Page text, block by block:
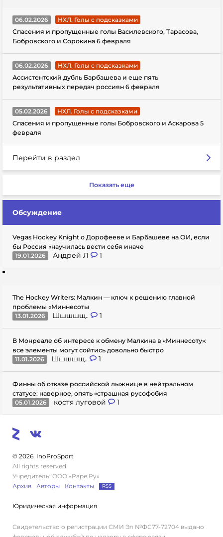
06.02.2026
НХЛ. Голы с подсказками
Спасения и пропущенные голы Василевского, Тарасова,
Бобровского и Сорокина 6 февраля
06.02.2026
НХЛ. Голы с подсказками
Ассистентский дубль Барбашева и еще пять
результативных передач россиян 6 февраля
05.02.2026
НХЛ. Голы с подсказками
Спасения и пропущенные голы Бобровского и Аскарова 5
февраля
Перейти в раздел
Показать еще
Обсуждение
Vegas Hockey Knight о Дорофееве и Барбашеве на ОИ, если
бы Россия «научилась вести себя иначе
19.01.2026
Андрей Л 1
The Hockey Writers: Малкин — ключ к решению главной
проблемы «Миннесоты
13.01.2026
Шшшшщ.. 1
В Монреале об интересе к обмену Малкина в «Миннесоту»:
все элементы могут сойтись довольно быстро
11.01.2026
Шшшшщ.. 1
Финны об отказе российской лыжнице в нейтральном
статусе: наверное, опять «страшная русофобия
05.01.2026
костя луговой 1
© 2026. InoProSport
All rights reserved.
Учредитель: ООО «Раре.Ру»
Архив
Авторы Контакты RSS
Юридическая информация
Свидетельство о регистрации СМИ Эл №ФС77-72704 выдано